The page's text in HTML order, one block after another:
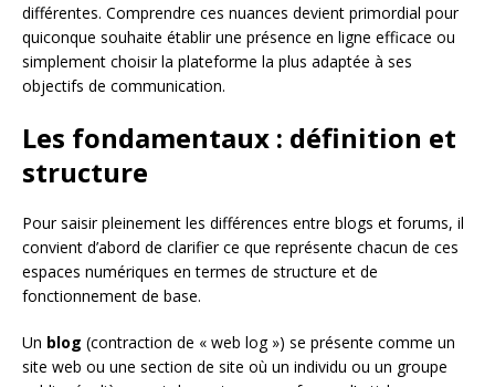
différentes. Comprendre ces nuances devient primordial pour
quiconque souhaite établir une présence en ligne efficace ou
simplement choisir la plateforme la plus adaptée à ses
objectifs de communication.
Les fondamentaux : définition et
structure
Pour saisir pleinement les différences entre blogs et forums, il
convient d’abord de clarifier ce que représente chacun de ces
espaces numériques en termes de structure et de
fonctionnement de base.
Un blog (contraction de « web log ») se présente comme un
site web ou une section de site où un individu ou un groupe